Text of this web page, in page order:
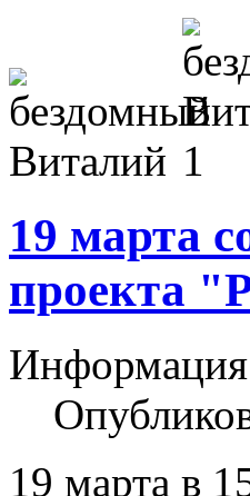
19 марта
проекта
Информация
19 марта в